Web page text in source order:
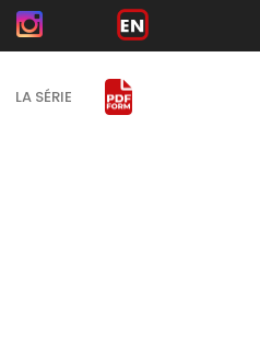
LA SÉRIE